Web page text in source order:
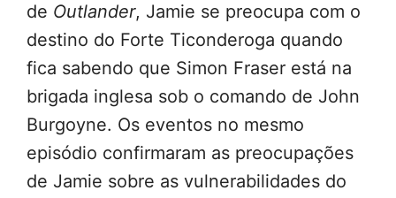
de Outlander, Jamie se preocupa com o
destino do Forte Ticonderoga quando
fica sabendo que Simon Fraser está na
brigada inglesa sob o comando de John
Burgoyne. Os eventos no mesmo
episódio confirmaram as preocupações
de Jamie sobre as vulnerabilidades do